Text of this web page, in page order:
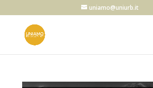
uniamo@uniurb.it